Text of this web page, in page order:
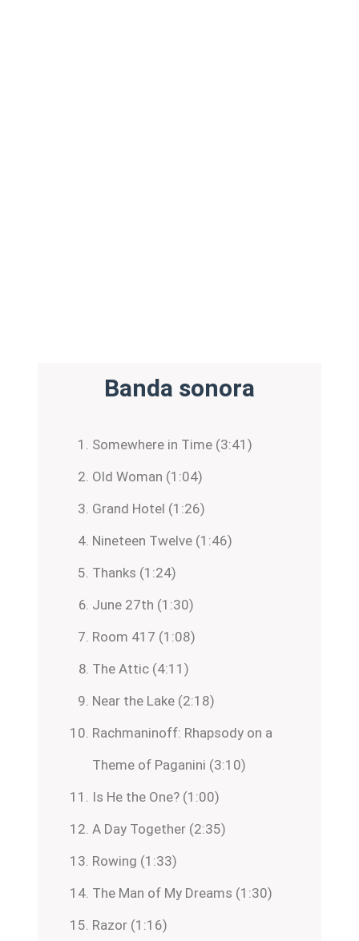
Banda sonora
Somewhere in Time (3:41)
Old Woman (1:04)
Grand Hotel (1:26)
Nineteen Twelve (1:46)
Thanks (1:24)
June 27th (1:30)
Room 417 (1:08)
The Attic (4:11)
Near the Lake (2:18)
Rachmaninoff: Rhapsody on a
Theme of Paganini (3:10)
Is He the One? (1:00)
A Day Together (2:35)
Rowing (1:33)
The Man of My Dreams (1:30)
Razor (1:16)